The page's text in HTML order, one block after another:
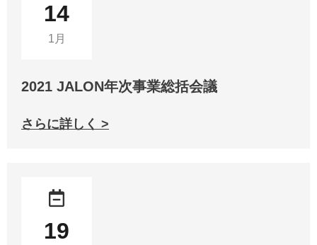
14
1月
2021 JALON年次事業総括会議
さらに詳しく >
19